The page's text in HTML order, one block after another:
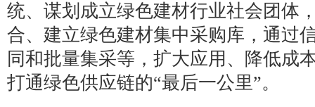
统、谋划成立绿色建材行业社会团体
合、建立绿色建材集中采购库，通过
同和批量集采等，扩大应用、降低成
打通绿色供应链的“最后一公里”。